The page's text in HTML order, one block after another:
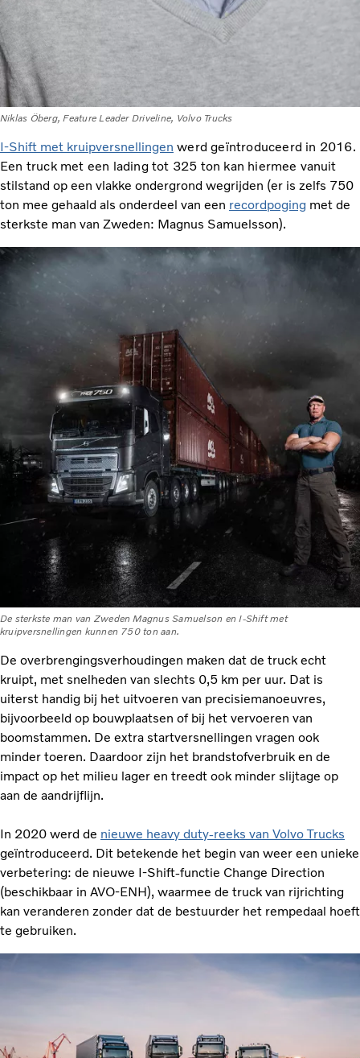
Niklas Öberg, Feature Leader Driveline, Volvo Trucks
I-Shift met kruipversnellingen werd geïntroduceerd in 2016.
Een truck met een lading tot 325 ton kan hiermee vanuit
stilstand op een vlakke ondergrond wegrijden (er is zelfs 750
ton mee gehaald als onderdeel van een recordpoging met de
sterkste man van Zweden: Magnus Samuelsson).
De sterkste man van Zweden Magnus Samuelson en I-Shift met
kruipversnellingen kunnen 750 ton aan.
De overbrengingsverhoudingen maken dat de truck echt
kruipt, met snelheden van slechts 0,5 km per uur. Dat is
uiterst handig bij het uitvoeren van precisiemanoeuvres,
bijvoorbeeld op bouwplaatsen of bij het vervoeren van
boomstammen. De extra startversnellingen vragen ook
minder toeren. Daardoor zijn het brandstofverbruik en de
impact op het milieu lager en treedt ook minder slijtage op
aan de aandrijflijn.
In 2020 werd de nieuwe heavy duty-reeks van Volvo Trucks
geïntroduceerd. Dit betekende het begin van weer een unieke
verbetering: de nieuwe I-Shift-functie Change Direction
(beschikbaar in AVO-ENH), waarmee de truck van rijrichting
kan veranderen zonder dat de bestuurder het rempedaal hoeft
te gebruiken.